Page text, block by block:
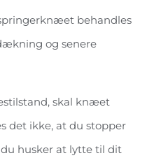
behandles
og senere
skal knæet
det ikke, at du stopper
husker at lytte til dit